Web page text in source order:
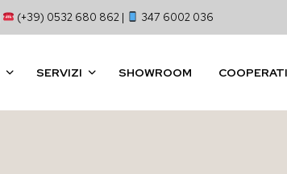
(+39) 0532 680 862 | 347 6002 036
SERVIZI SHOWROOM